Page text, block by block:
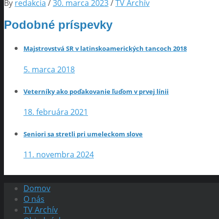
By redakcia /30. marca 2023/TV Archív
Podobné príspevky
Majstrovstvá SR v latinskoamerických tancoch 2018
5. marca 2018
Veterníky ako poďakovanie ľuďom v prvej línii
18. februára 2021
Seniori sa stretli pri umeleckom slove
11. novembra 2024
Domov
O nás
TV Archív